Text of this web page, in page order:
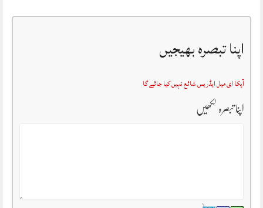
اپنا تبصرہ بھیجیں
آپکا ای میل ایڈریس شائع نہیں کیا جائے گا
اپنا تبصرہ لکھیں